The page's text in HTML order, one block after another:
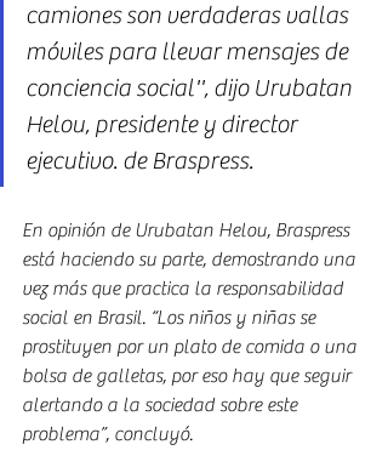
camiones son verdaderas vallas
móviles para llevar mensajes de
conciencia social'', dijo Urubatan
Helou, presidente y director
ejecutivo. de Braspress.
En opinión de Urubatan Helou, Braspress
está haciendo su parte, demostrando una
vez más que practica la responsabilidad
social en Brasil. “Los niños y niñas se
prostituyen por un plato de comida o una
bolsa de galletas, por eso hay que seguir
alertando a la sociedad sobre este
problema”, concluyó.